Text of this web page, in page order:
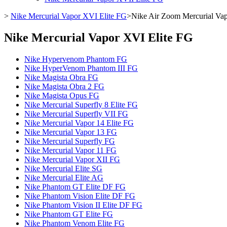
> Nike Mercurial Vapor XVI Elite FG>Nike Air Zoom Mercurial
Nike Mercurial Vapor XVI Elite FG
Nike Hypervenom Phantom FG
Nike HyperVenom Phantom III FG
Nike Magista Obra FG
Nike Magista Obra 2 FG
Nike Magista Opus FG
Nike Mercurial Superfly 8 Elite FG
Nike Mercurial Superfly VII FG
Nike Mercurial Vapor 14 Elite FG
Nike Mercurial Vapor 13 FG
Nike Mercurial Superfly FG
Nike Mercurial Vapor 11 FG
Nike Mercurial Vapor XII FG
Nike Mercurial Elite SG
Nike Mercurial Elite AG
Nike Phantom GT Elite DF FG
Nike Phantom Vision Elite DF FG
Nike Phantom Vision II Elite DF FG
Nike Phantom GT Elite FG
Nike Phantom Venom Elite FG